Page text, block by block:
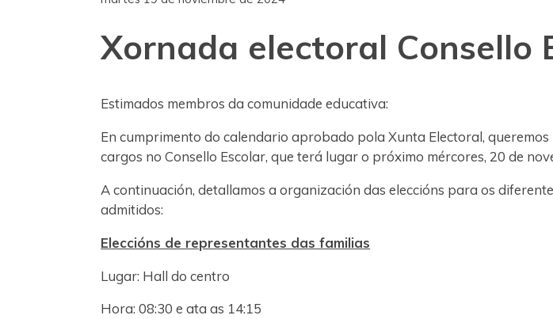
Xornada electoral Consello
Estimados membros da comunidade educativa:
En cumprimento do calendario aprobado pola Xunta Electoral,
cargos no Consello Escolar, que terá lugar o próximo mércores, 20 de
A continuación, detallamos a organización das eleccións para os
admitidos:
Eleccións de representantes das familias
Lugar: Hall do centro
Hora: 08:30 e ata as 14:15